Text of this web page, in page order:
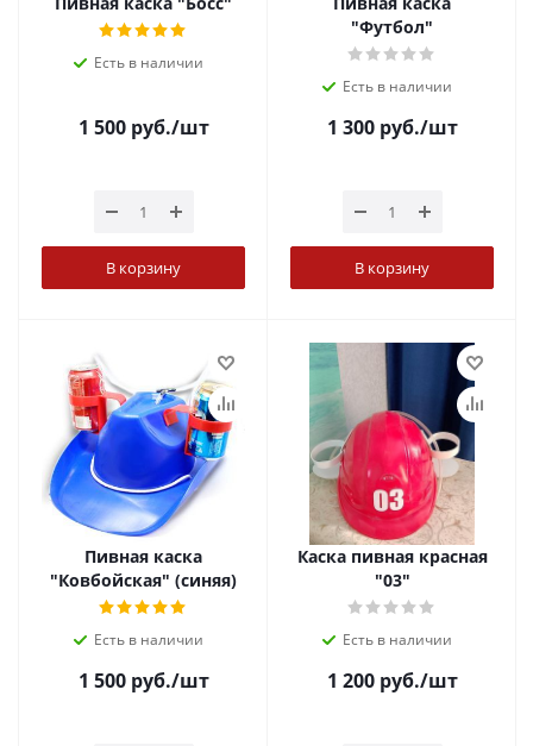
Есть в наличии
1 500руб./шт
В корзину
"Футбол"
Есть в наличии
1 300руб./шт
В корзину
Пивная каска
"Ковбойская" (синяя)
Есть в наличии
1 500руб./шт
Каска пивная красная
"03"
Есть в наличии
1 200руб./шт